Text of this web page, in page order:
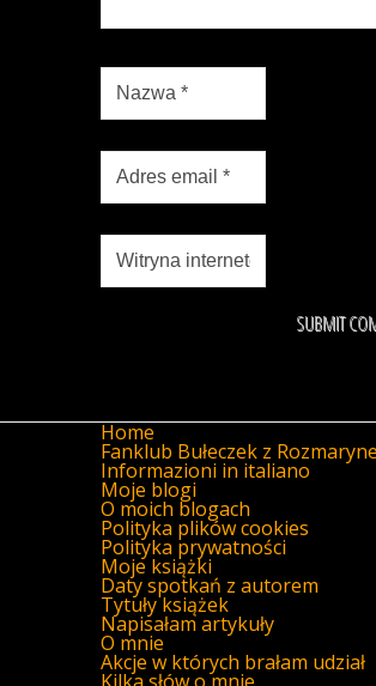
Home
Fanklub Bułeczek z
Informazioni in italiano
Moje blogi
O moich blogach
Polityka plików cookies
Polityka prywatności
Moje książki
Daty spotkań z autorem
Tytuły książek
Napisałam artykuły
O mnie
Akcje w których brałam udział